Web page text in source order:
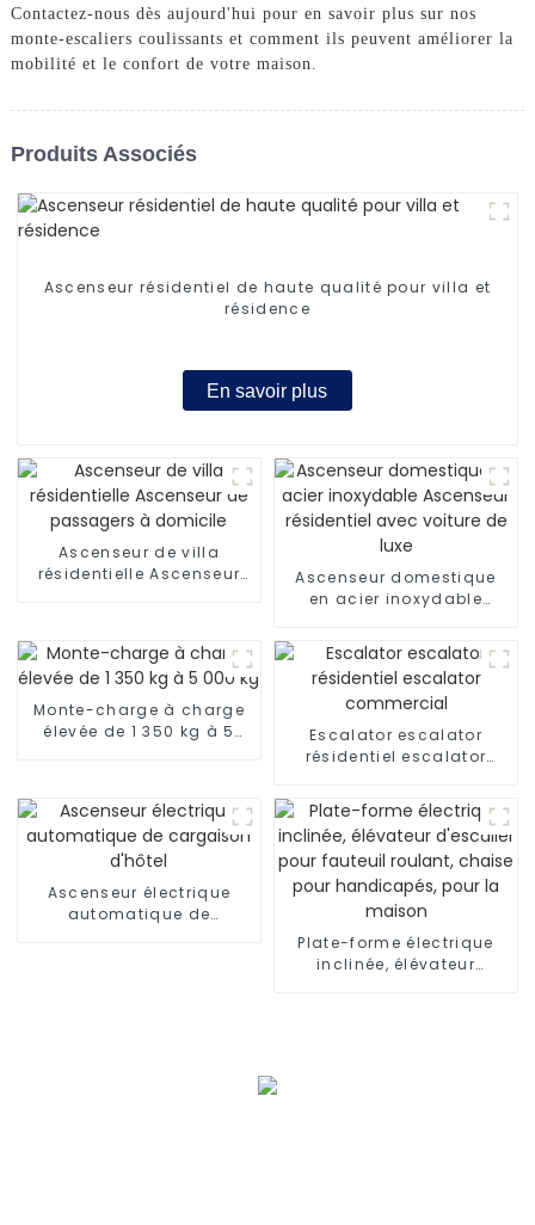
Contactez-nous dès aujourd'hui pour en savoir plus sur nos
monte-escaliers coulissants et comment ils peuvent améliorer la
mobilité et le confort de votre maison.
Produits Associés
Ascenseur résidentiel de haute qualité pour villa et
résidence
En savoir plus
Ascenseur de villa
résidentielle Ascenseur
Ascenseur domestique
en acier inoxydable
avec voiture de luxe
Monte-charge à charge
élevée de 1 350 kg à 5
Escalator escalator
résidentiel escalator
Ascenseur électrique
automatique de
Plate-forme électrique
inclinée, élévateur